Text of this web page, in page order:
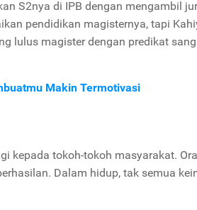
S2nya di IPB dengan mengambil
pendidikan magisternya, tapi
lulus magister dengan predikat
Makin Termotivasi
kepada tokoh-tokoh masyarakat.
Dalam hidup, tak semua